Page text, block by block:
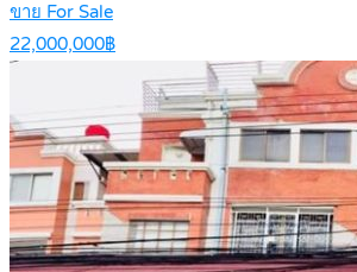
ขาย For Sale
22,000,000฿